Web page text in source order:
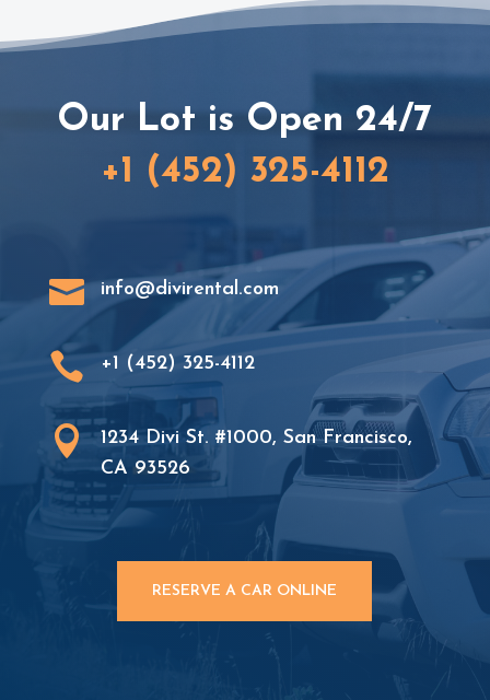
Our Lot is Open 24/7
+1 (452) 325-4112
 info@divirental.com
 +1 (452) 325-4112

1234 Divi St. #1000, San Francisco,
CA 93526
RESERVE A CAR ONLINE